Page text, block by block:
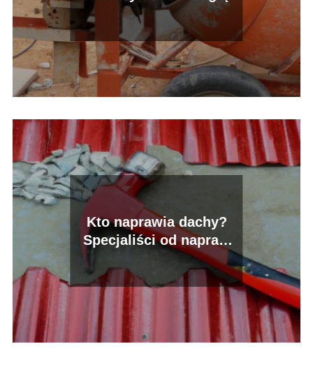
najlepszych propozycji
Kto naprawia dachy?
Specjaliści od napraw
dachów w Twojej okolicy.